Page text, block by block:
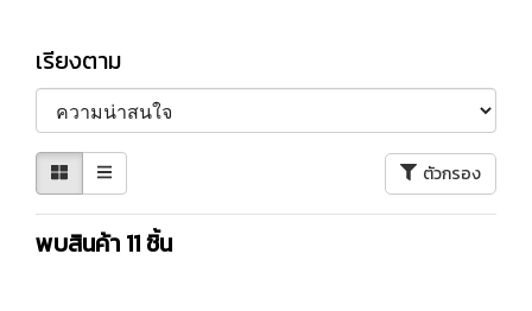
เรียงตาม
ตัวกรอง
พบสินค้า 11 ชิ้น